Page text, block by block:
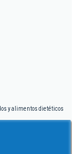
y alimentos dietéticos